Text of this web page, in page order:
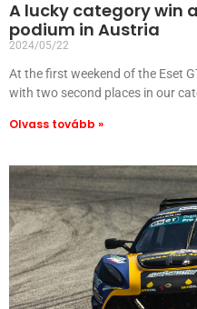
A lucky category win
podium in Austria
2024/05/22
At the first weekend of the Eset
with two second places in our
Olvass tovább »